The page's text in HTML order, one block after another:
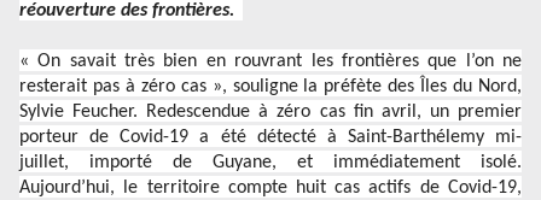
réouverture des frontières.
« On savait très bien en rouvrant les frontières que l’on ne
resterait pas à zéro cas », souligne la préfète des Îles du Nord,
Sylvie Feucher. Redescendue à zéro cas fin avril, un premier
porteur de Covid-19 a été détecté à Saint-Barthélemy mi-
juillet, importé de Guyane, et immédiatement isolé.
Aujourd’hui, le territoire compte huit cas actifs de Covid-19,